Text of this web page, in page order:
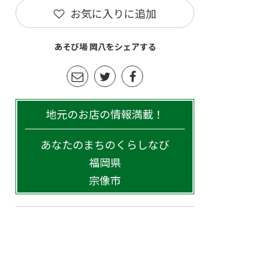
お気に入りに追加
あそび場 岡八をシェアする
地元のお店の情報満載！
あなたのまちのくらしなび
福岡県
宗像市